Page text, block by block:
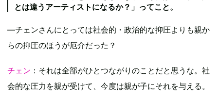
とは違うアーティストになるか？」ってこと。
—チェンさんにとっては社会的・政治的な抑圧よりも親か
らの抑圧のほうが厄介だった？
チェン ：それは全部がひとつながりのことだと思うな。社
会的な圧力を親が受けて、今度は親が子にそれを与える。